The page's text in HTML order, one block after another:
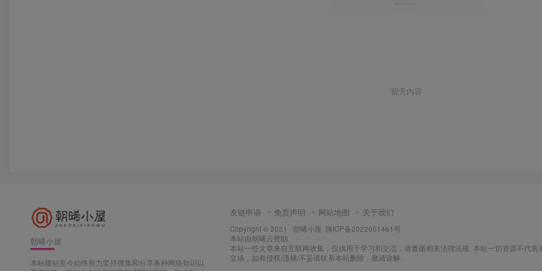
暂无内容
朝晞小屋
本站建站至今始终努力坚持搜集和分享各种网络知识以
友链申请 免责声明 网站地图 关于我们
Copyright © 2021 · 朝晞小屋 陕ICP备2022001461号
本站由朝晞云赞助
本站一些文章来自互联网收集，仅供用于学习和交流，请遵循相关法律法规. 本站一切资源不代表
立场，如有侵权/违规/不妥请联系本站删除，敬请谅解.